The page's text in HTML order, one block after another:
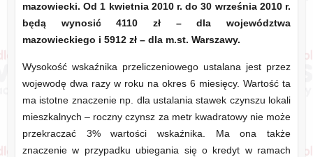
mazowiecki. Od 1 kwietnia 2010 r. do 30 września 2010 r.
będą wynosić 4110 zł – dla województwa
mazowieckiego i 5912 zł – dla m.st. Warszawy.
Wysokość wskaźnika przeliczeniowego ustalana jest przez
wojewodę dwa razy w roku na okres 6 miesięcy. Wartość ta
ma istotne znaczenie np. dla ustalania stawek czynszu lokali
mieszkalnych – roczny czynsz za metr kwadratowy nie może
przekraczać 3% wartości wskaźnika. Ma ona także
znaczenie w przypadku ubiegania się o kredyt w ramach